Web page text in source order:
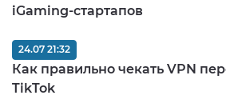
iGaming-стартапов
Как правильно чекать VPN
TikTok
24.07 21:32